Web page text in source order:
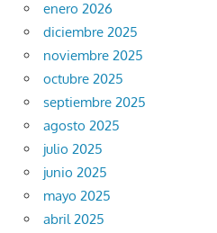
enero 2026
diciembre 2025
noviembre 2025
octubre 2025
septiembre 2025
agosto 2025
julio 2025
junio 2025
mayo 2025
abril 2025